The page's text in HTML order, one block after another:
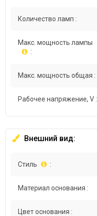
Количество ламп :
Макс. мощность лампы
:
Макс. мощность общая :
Рабочее напряжение, V :
Внешний вид:
Стиль :
Материал основания :
Цвет основания :